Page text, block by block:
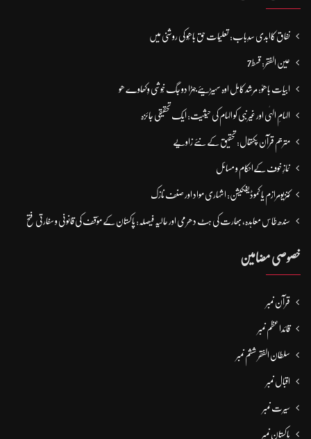
نفاق کاابدی سدِباب: تعلیمات حق باھُو کی روشنی میں
عین الفقر: قسط7
ابیات باھوؒ: مُرشد کامِل اوہ سہیڑیئے جہڑا دو جگ خُوشی وِکھاوے ھو
الہامِ الہٰی اور غیر نبی کو الہام کی حیثیت: ایک تحقیقی جائزہ
مترجم قرآن پکتھال: تحقیق کے نئے زاویے
نمازِ خوف کےاحکام و مسائل
کنزیومرازم یا کموڈیفکیشن: اشہاری مواد اور صنف نازک
سندھ طاس معاہدہ، بھارت کی ہٹ دھرمی اور حالیہ فیصلہ: پاکستان کے مؤقف کی قانونی و سفارتی فتح
خصوصی مضامین
قرآن نمبر
قائداعظم نمبر
سلطان الفقر ششم نمبر
اقبال نمبر
سیرت نمبر
پاکستان نمبر